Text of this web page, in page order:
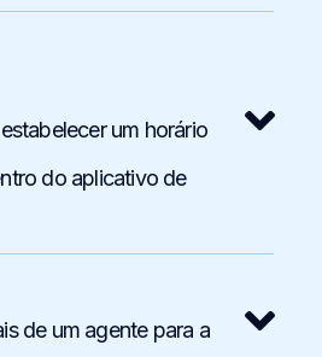
um horário
do aplicativo de
de um agente para a